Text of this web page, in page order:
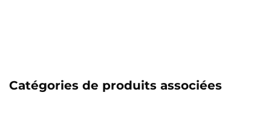
Catégories de produits associées